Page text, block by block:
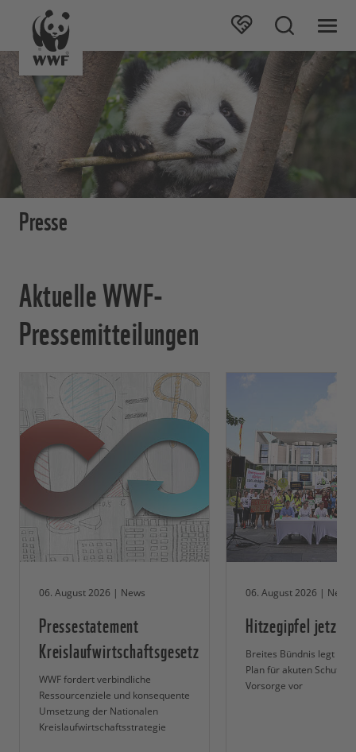
Presse
Aktuelle WWF-
Pressemitteilungen
06. August 2026 | News
Pressestatement
Kreislaufwirtschaftsgesetz
WWF fordert verbindliche
Ressourcenziele und konsequente
Umsetzung der Nationalen
Kreislaufwirtschaftsstrategie
06. August 2026 | News
Hitzegipfel jetzt!
Breites Bündnis legt 5-
Plan für akuten Schutz
Vorsorge vor